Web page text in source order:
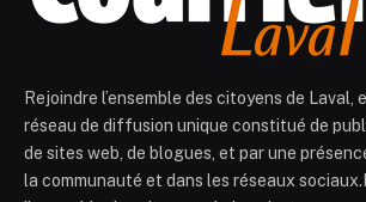
Rejoindre l’ensemble des citoyens de Laval,
réseau de diffusion unique constitué de
de sites web, de blogues, et par une
la communauté et dans les réseaux